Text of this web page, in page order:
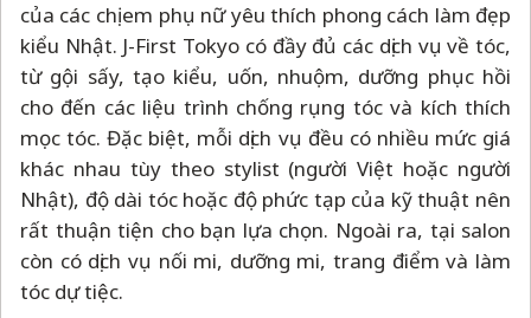
của các chị em phụ nữ yêu thích phong cách làm đẹp
kiểu Nhật. J-First Tokyo có đầy đủ các dịch vụ về tóc,
từ gội sấy, tạo kiểu, uốn, nhuộm, dưỡng phục hồi
cho đến các liệu trình chống rụng tóc và kích thích
mọc tóc. Đặc biệt, mỗi dịch vụ đều có nhiều mức giá
khác nhau tùy theo stylist (người Việt hoặc người
Nhật), độ dài tóc hoặc độ phức tạp của kỹ thuật nên
rất thuận tiện cho bạn lựa chọn. Ngoài ra, tại salon
còn có dịch vụ nối mi, dưỡng mi, trang điểm và làm
tóc dự tiệc.